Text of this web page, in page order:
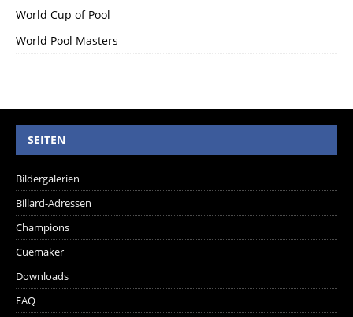
World Cup of Pool
World Pool Masters
SEITEN
Bildergalerien
Billard-Adressen
Champions
Cuemaker
Downloads
FAQ